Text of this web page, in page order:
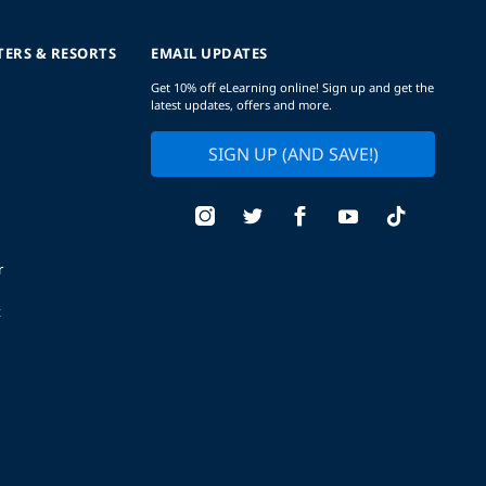
EMAIL UPDATES
Get 10% off eLearning online! Sign up and get the
latest updates, offers and more.
SIGN UP (AND SAVE!)
& RESORTS